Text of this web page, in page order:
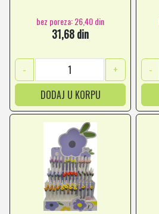
bez poreza: 26,40 din
31,68 din
-
+
DODAJ U KORPU
-